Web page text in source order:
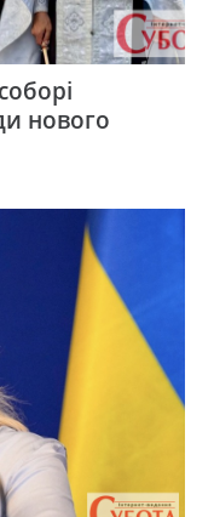
нового